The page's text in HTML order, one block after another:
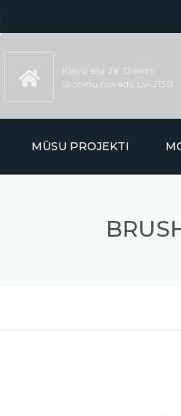
Kļavu iela 2a, Dreiliņi
Stopiņu novads, LV-2130
MŪSU PROJEKTI